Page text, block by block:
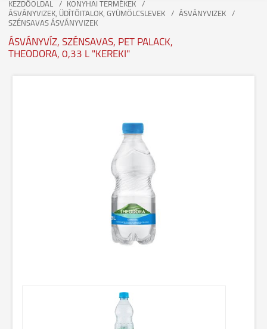
KEZDŐOLDAL
KONYHAI TERMÉKEK
ÁSVÁNYVIZEK, ÜDÍTŐITALOK, GYÜMÖLCSLEVEK
ÁSVÁNYVIZEK
SZÉNSAVAS ÁSVÁNYVIZEK
ÁSVÁNYVÍZ, SZÉNSAVAS, PET PALACK,
THEODORA, 0,33 L "KEREKI"